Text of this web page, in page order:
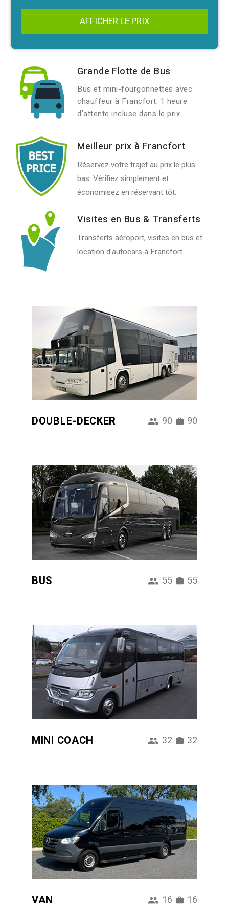
AFFICHER LE PRIX
Grande Flotte de Bus
Bus et mini-fourgonnettes avec
chauffeur à Francfort. 1 heure
d'attente incluse dans le prix.
Meilleur prix à Francfort
Réservez votre trajet au prix le plus
bas. Vérifiez simplement et
économisez en réservant tôt.
Visites en Bus & Transferts
Transferts aéroport, visites en bus et
location d'autocars à Francfort.
DOUBLE-DECKER 90 90
BUS 55 55
MINI COACH 32 32
VAN 16 16